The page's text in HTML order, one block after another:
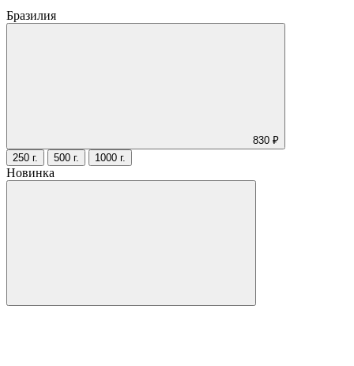
Бразилия
830 ₽
250 г.
500 г. 1000 г.
Новинка